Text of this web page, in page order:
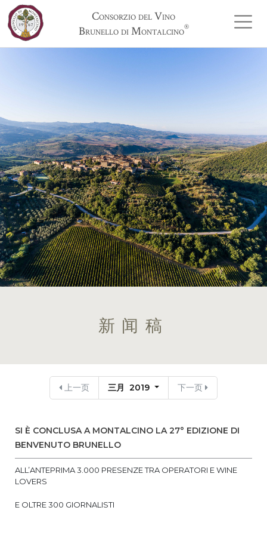
Consorzio del Vino
Brunello di Montalcino®
新闻稿
上一页 三月 2019 下一页
SI È CONCLUSA A MONTALCINO LA 27° EDIZIONE DI
BENVENUTO BRUNELLO
ALL’ANTEPRIMA 3.000 PRESENZE TRA OPERATORI E WINE
LOVERS
E OLTRE 300 GIORNALISTI